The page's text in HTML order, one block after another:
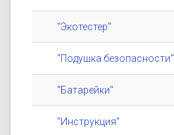
"Экотестер"
"Подушка безопасности"
"Батарейки"
"Инструкция"